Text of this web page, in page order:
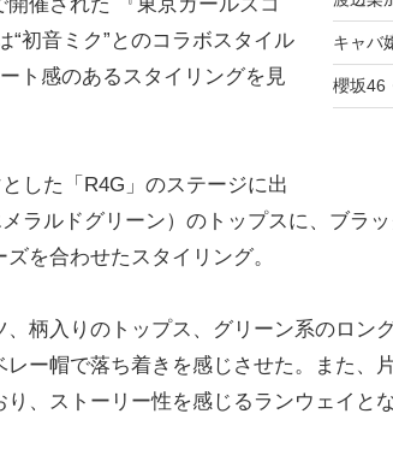
“初音ミク”とのコラボスタイル
ト感のあるスタイリングを見
した「R4G」のステージに出
ラルドグリーン）のトップスに、ブラ
を合わせたスタイリング。
柄入りのトップス、グリーン系のロン
ー帽で落ち着きを感じさせた。また、
、ストーリー性を感じるランウェイとな